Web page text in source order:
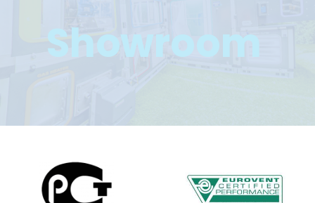
Showroom